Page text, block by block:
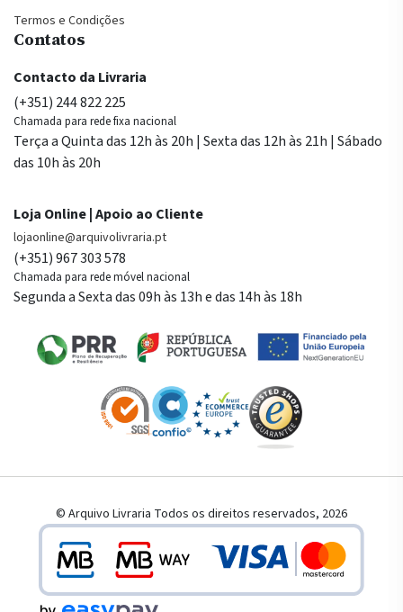
Termos e Condições
Contatos
Contacto da Livraria
(+351) 244 822 225
Chamada para rede fixa nacional
Terça a Quinta das 12h às 20h | Sexta das 12h às 21h | Sábado
das 10h às 20h
Loja Online | Apoio ao Cliente
lojaonline@arquivolivraria.pt
(+351) 967 303 578
Chamada para rede móvel nacional
Segunda a Sexta das 09h às 13h e das 14h às 18h
© Arquivo Livraria Todos os direitos reservados, 2026